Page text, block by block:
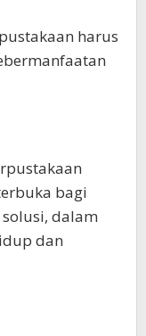
harus
bagi
dalam
dan